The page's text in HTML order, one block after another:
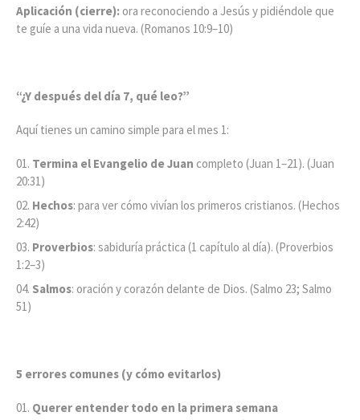
Aplicación (cierre): ora reconociendo a Jesús y pidiéndole que
te guíe a una vida nueva. (Romanos 10:9–10)
“¿Y después del día 7, qué leo?”
Aquí tienes un camino simple para el mes 1:
Termina el Evangelio de Juan completo (Juan 1–21). (Juan
20:31)
Hechos: para ver cómo vivían los primeros cristianos. (Hechos
2:42)
Proverbios: sabiduría práctica (1 capítulo al día). (Proverbios
1:2–3)
Salmos: oración y corazón delante de Dios. (Salmo 23; Salmo
51)
5 errores comunes (y cómo evitarlos)
Querer entender todo en la primera semana